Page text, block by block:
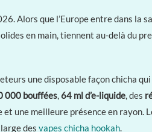
Alors que l’Europe entre dans la
en main, tiennent au-delà du
une disposable façon chicha
000 bouffées,64 ml d’e-liquide, des
une meilleure présence en
des vapes chicha hookah.